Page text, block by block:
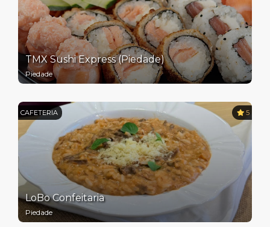
TMX Sushi Express (Piedade)
Piedade
CAFETERIA 5
LoBo Confeitaria
Piedade